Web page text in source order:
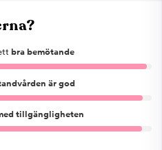
bra bemötande
är god
tillgängligheten